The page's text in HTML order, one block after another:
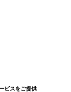
ビスをご提供